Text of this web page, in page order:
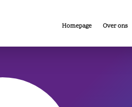
Homepage Over ons